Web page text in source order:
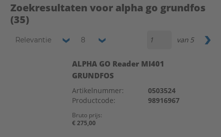
Zoekresultaten voor alpha go grundfos
(35)
Relevantie 8 van 5
ALPHA GO Reader MI401
GRUNDFOS
Artikelnummer:
0503524
Productcode:
98916967
Bruto prijs:
€ 275,00